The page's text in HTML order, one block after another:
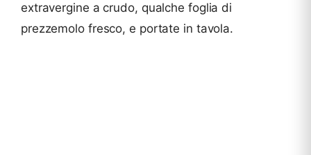
extravergine a crudo, qualche foglia di
prezzemolo fresco, e portate in tavola.